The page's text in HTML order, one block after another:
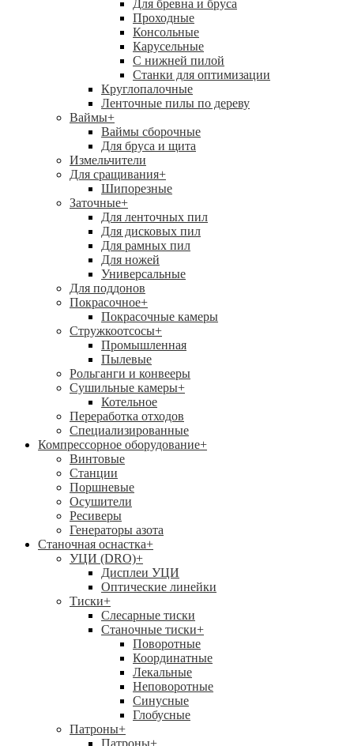
Для бревна и бруса
Проходные
Консольные
Карусельные
С нижней пилой
Станки для оптимизации
Круглопалочные
Ленточные пилы по дереву
Ваймы+
Ваймы сборочные
Для бруса и щита
Измельчители
Для сращивания+
Шипорезные
Заточные+
Для ленточных пил
Для дисковых пил
Для рамных пил
Для ножей
Универсальные
Для поддонов
Покрасочное+
Покрасочные камеры
Стружкоотсосы+
Промышленная
Пылевые
Рольганги и конвееры
Сушильные камеры+
Котельное
Переработка отходов
Специализированные
Компрессорное оборудование+
Винтовые
Станции
Поршневые
Осушители
Ресиверы
Генераторы азота
Станочная оснастка+
УЦИ (DRO)+
Дисплеи УЦИ
Оптические линейки
Тиски+
Слесарные тиски
Станочные тиски+
Поворотные
Координатные
Лекальные
Неповоротные
Синусные
Глобусные
Патроны+
Патроны+